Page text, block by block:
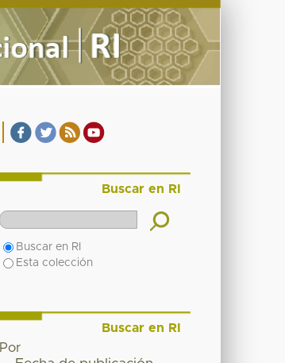
Buscar en RI
Buscar en RI
Esta colección
Buscar en RI
Por